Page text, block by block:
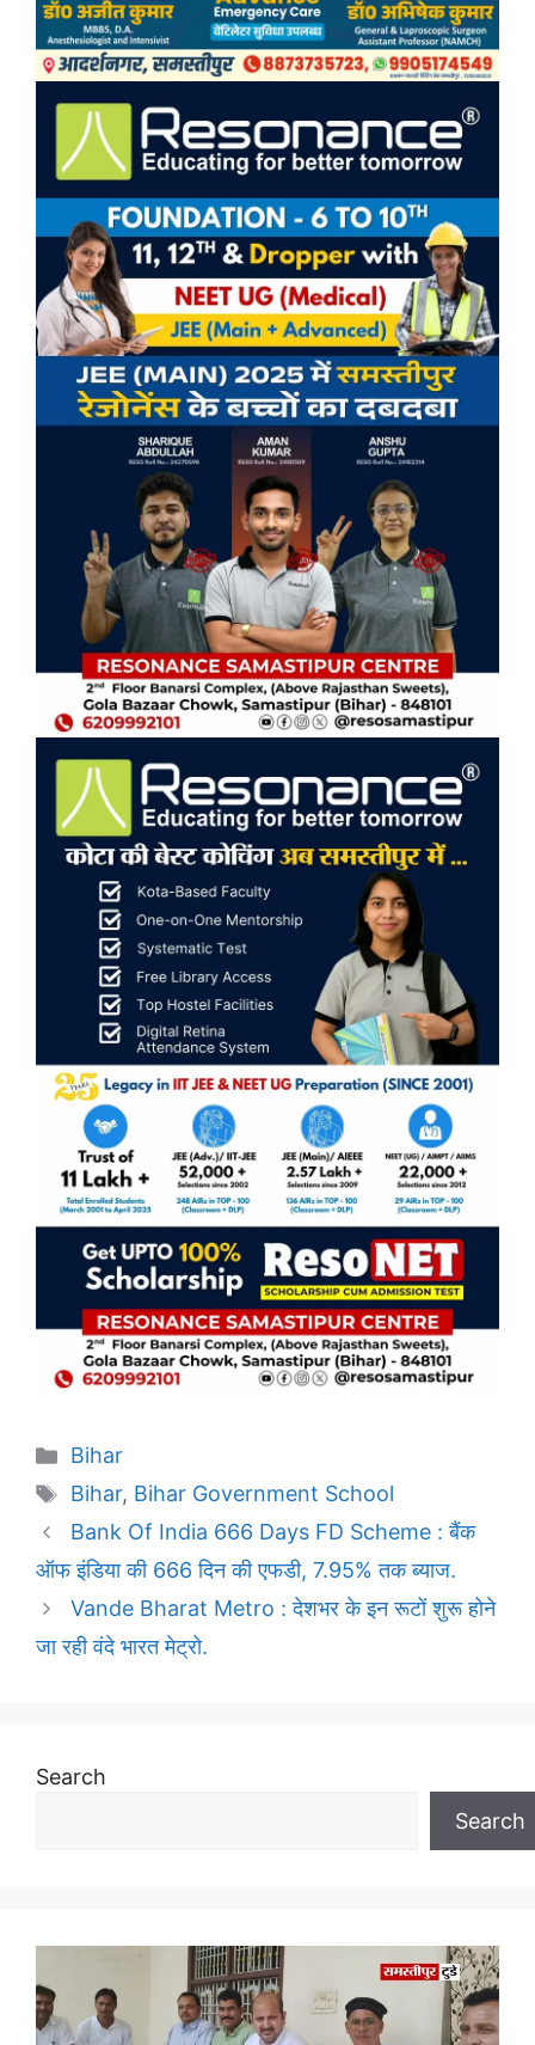
Categories
Bihar
Tags
Bihar, Bihar Government School
Bank Of India 666 Days FD Scheme : बैंक
ऑफ इंडिया की 666 दिन की एफडी, 7.95% तक ब्याज.
Vande Bharat Metro : देशभर के इन रूटों शुरू होने
जा रही वंदे भारत मेट्रो.
Search
Search